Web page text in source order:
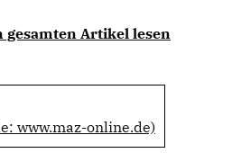
gesamten Artikel lesen
www.maz-online.de)